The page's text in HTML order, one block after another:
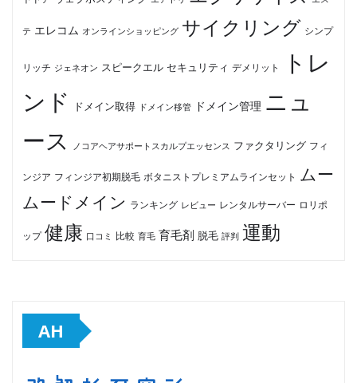
テ エレコム オンラインショッピング サイクリング シンプ
リッチ ジェネオン スピークエル セキュリティ デメリット
トレ
ンド
ドメイン取得 ドメイン移管 ドメイン管理 ニュ
ース
ノコアヘアサポートスカルプエッセンス ファクタリング フィ
ンジア フィンジア初期脱毛 ボタニストプレミアムラインセット ムー
ムードメイン ランキング レビュー レンタルサーバー ロリポ
ップ 健康 口コミ 比較 育毛 育毛剤 脱毛 評判 運動
AH